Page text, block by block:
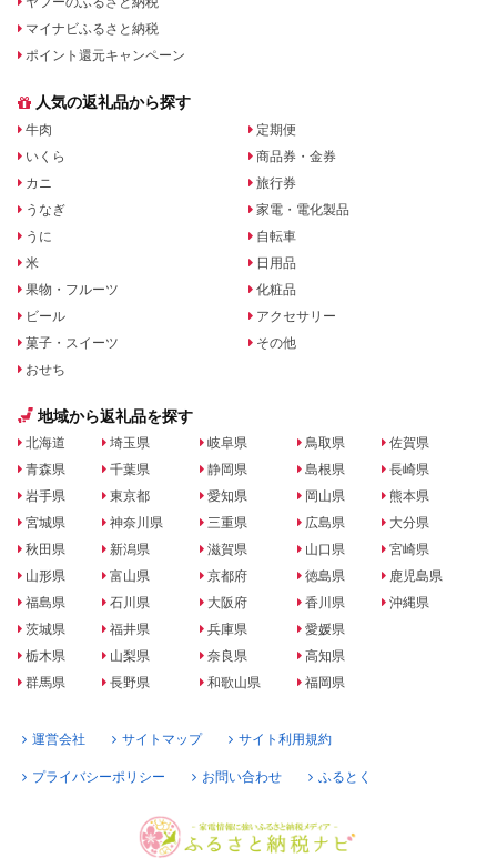
マイナビふるさと納税
ポイント還元キャンペーン
人気の返礼品から探す
牛肉
いくら
カニ
うなぎ
うに
米
果物・フルーツ
ビール
菓子・スイーツ
おせち
定期便
商品券・金券
旅行券
家電・電化製品
自転車
日用品
化粧品
アクセサリー
その他
地域から返礼品を探す
北海道
青森県
岩手県
宮城県
秋田県
山形県
福島県
茨城県
栃木県
群馬県
埼玉県
千葉県
東京都
神奈川県
新潟県
富山県
石川県
福井県
山梨県
長野県
岐阜県
静岡県
愛知県
三重県
滋賀県
京都府
大阪府
兵庫県
奈良県
和歌山県
鳥取県
島根県
岡山県
広島県
山口県
徳島県
香川県
愛媛県
高知県
福岡県
佐賀県
長崎県
熊本県
大分県
宮崎県
鹿児島県
沖縄県
運営会社 サイトマップ サイト利用規約
プライバシーポリシー お問い合わせ ふるとく